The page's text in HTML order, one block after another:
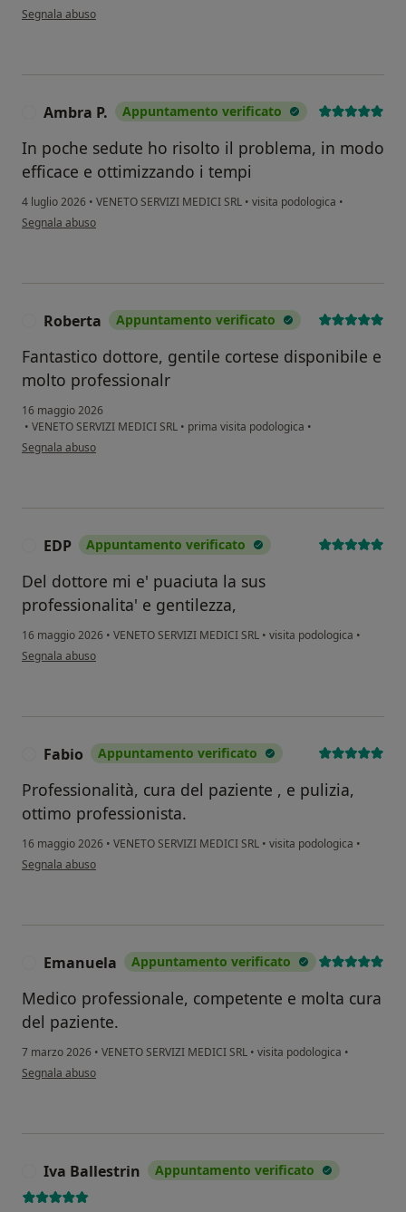
secondo l'opinione dell'utente Giorgia
Segnala abuso
Ambra P. Appuntamento verificato
In poche sedute ho risolto il problema, in modo
efficace e ottimizzando i tempi
4 luglio 2026 • VENETO SERVIZI MEDICI SRL • visita podologica •
secondo l'opinione dell'utente Ambra P.
Segnala abuso
Roberta Appuntamento verificato
Fantastico dottore, gentile cortese disponibile e
molto professionalr
16 maggio 2026
• VENETO SERVIZI MEDICI SRL • prima visita podologica •
secondo l'opinione dell'utente Roberta
Segnala abuso
EDP Appuntamento verificato
Del dottore mi e' puaciuta la sus
professionalita' e gentilezza,
16 maggio 2026 • VENETO SERVIZI MEDICI SRL • visita podologica •
secondo l'opinione dell'utente EDP
Segnala abuso
Fabio Appuntamento verificato
Professionalità, cura del paziente , e pulizia,
ottimo professionista.
16 maggio 2026 • VENETO SERVIZI MEDICI SRL • visita podologica •
secondo l'opinione dell'utente Fabio
Segnala abuso
Emanuela Appuntamento verificato
Medico professionale, competente e molta cura
del paziente.
7 marzo 2026 • VENETO SERVIZI MEDICI SRL • visita podologica •
secondo l'opinione dell'utente Emanuela
Segnala abuso
Iva Ballestrin Appuntamento verificato